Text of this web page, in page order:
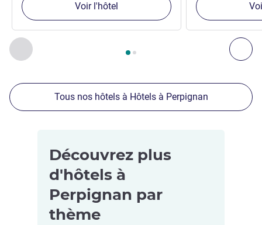
Précédent - Nos autres établissements à proximité
Page , Nos autres établissements à proximité 1 :,
Voir l'hôtel
Tous nos hôtels à Hôtels à Perpignan
Découvrez plus
d'hôtels à
Perpignan par
thème